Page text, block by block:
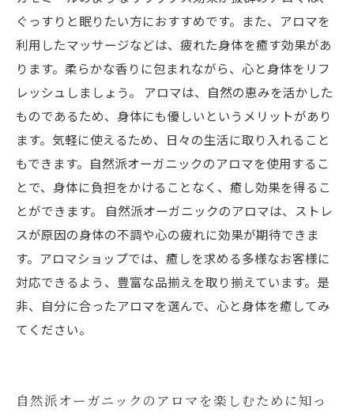
ぐっすりと眠りたい方におすすめです。また、アロマを
利用したマッサージなどは、疲れた身体を癒す効果があ
ります。柔らかな香りに包まれながら、心と身体をリフ
レッシュしましょう。 アロマは、自然の恵みを活かした
ものであるため、身体にも優しいというメリットがあり
ます。気軽に使えるため、日々の生活に取り入れること
もできます。自然派オーガニックのアロマを使用するこ
とで、身体に負担をかけることなく、癒し効果を得るこ
とができます。 自然派オーガニックのアロマは、ストレ
スが原因の身体の不調や心の疲れに効果が期待できま
す。アロマショップでは、癒しを求める多様なお客様に
対応できるよう、豊富な品揃えを取り揃えています。是
非、自分に合ったアロマを選んで、心と身体を癒してみ
てください。
自然派オーガニックのアロマを楽しむために知っ